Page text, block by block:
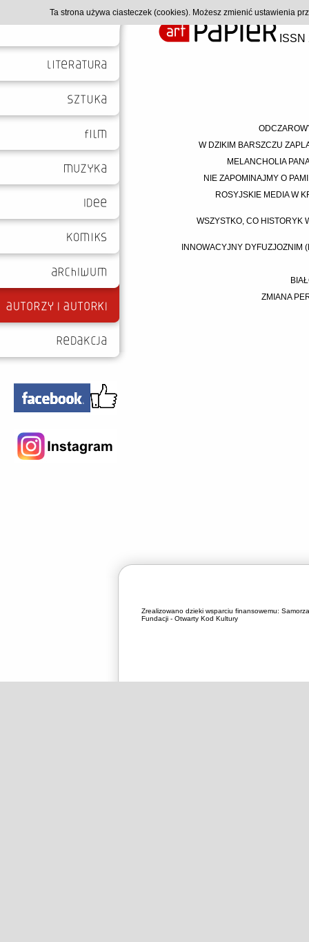
W DZIKIM BARSZCZU
MELANCHOLIA
NIE ZAPOMINAJMY O
ROSYJSKIE MEDIA W
WSZYSTKO, CO HISTORYK
INNOWACYJNY DYFUZJOZNIM
ZMIANA
Zrealizowano dzieki wsparciu finansowemu:
Fundacji - Otwarty Kod Kultury
Ta strona używa ciasteczek (cookies). Możesz zmienić ustawienia